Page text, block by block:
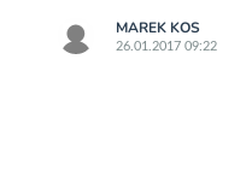
MAREK KOS
26.01.2017 09:22